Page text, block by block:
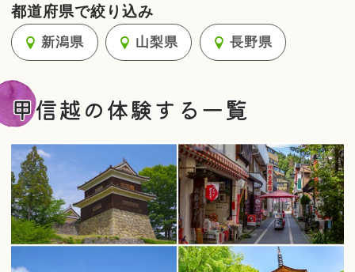
都道府県で絞り込み
新潟県 山梨県 長野県
甲信越の体験する一覧